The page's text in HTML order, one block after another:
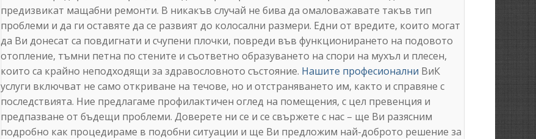
предизвикат мащабни ремонти. В никакъв случай не бива да омаловажавате такъв тип
проблеми и да ги оставяте да се развият до колосални размери. Едни от вредите, които могат
да Ви донесат са повдигнати и счупени плочки, повреди във функционирането на подовото
отопление, тъмни петна по стените и съответно образуването на спори на мухъл и плесен,
които са крайно неподходящи за здравословното състояние. Нашите професионални ВиК
услуги включват не само откриване на течове, но и отстраняването им, както и справяне с
последствията. Ние предлагаме профилактичен оглед на помещения, с цел превенция и
предпазване от бъдещи проблеми. Доверете ни се и се свържете с нас – ще Ви разясним
подробно как процедираме в подобни ситуации и ще Ви предложим най-доброто решение за